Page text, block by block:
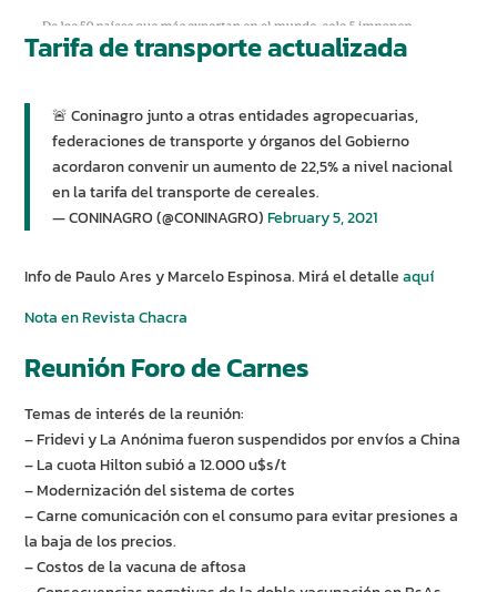
Tarifa de transporte actualizada
🚨 Coninagro junto a otras entidades agropecuarias,
federaciones de transporte y órganos del Gobierno
acordaron convenir un aumento de 22,5% a nivel nacional
en la tarifa del transporte de cereales.
— CONINAGRO (@CONINAGRO)February 5, 2021
Info de Paulo Ares y Marcelo Espinosa. Mirá el detalleaquí
Nota en Revista Chacra
Reunión Foro de Carnes
Temas de interés de la reunión:
– Fridevi y La Anónima fueron suspendidos por envíos a China
– La cuota Hilton subió a 12.000 u$s/t
– Modernización del sistema de cortes
– Carne comunicación con el consumo para evitar presiones a
la baja de los precios.
– Costos de la vacuna de aftosa